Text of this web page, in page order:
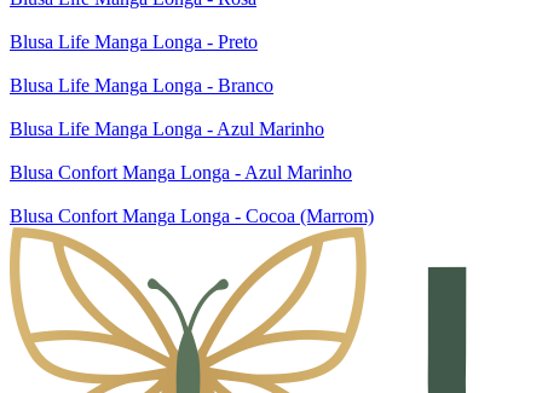
Blusa Life Manga Longa - Preto
Blusa Life Manga Longa - Branco
Blusa Life Manga Longa - Azul Marinho
Blusa Confort Manga Longa - Azul Marinho
Blusa Confort Manga Longa - Cocoa (Marrom)